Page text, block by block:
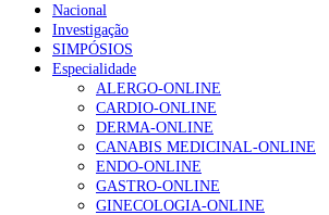
Enfermagem Forense. “Da
gesto conta e cada profissional
202 visualizações
Alguns milhares de utentes
família com nova regras do
175 visualizações
Nacional
Investigação
SIMPÓSIOS
Especialidade
ALERGO-ONLINE
CARDIO-ONLINE
DERMA-ONLINE
CANABIS MEDICINAL-ONLINE
ENDO-ONLINE
GASTRO-ONLINE
GINECOLOGIA-ONLINE